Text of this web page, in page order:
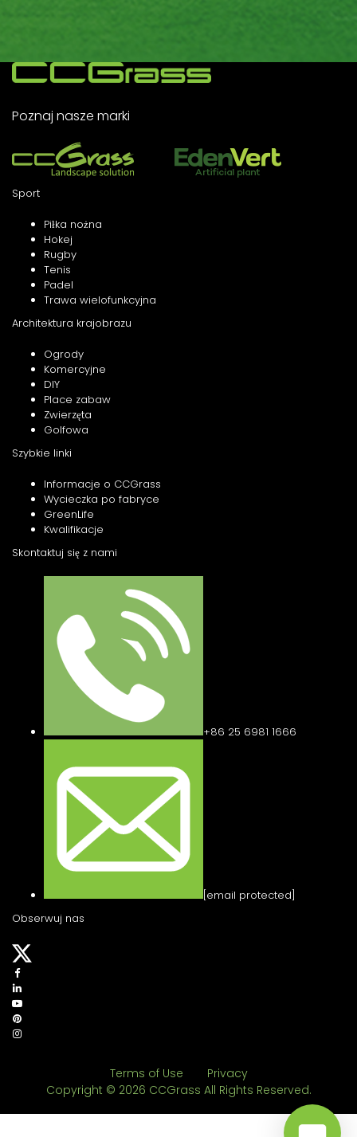
Poznaj nasze marki
Sport
Piłka nożna
Hokej
Rugby
Tenis
Padel
Trawa wielofunkcyjna
Architektura krajobrazu
Ogrody
Komercyjne
DIY
Place zabaw
Zwierzęta
Golfowa
Szybkie linki
Informacje o CCGrass
Wycieczka po fabryce
GreenLife
Kwalifikacje
Skontaktuj się z nami
+86 25 6981 1666
[email protected]
Obserwuj nas
Terms of Use
Privacy
Copyright © 2026 CCGrass All Rights Reserved.